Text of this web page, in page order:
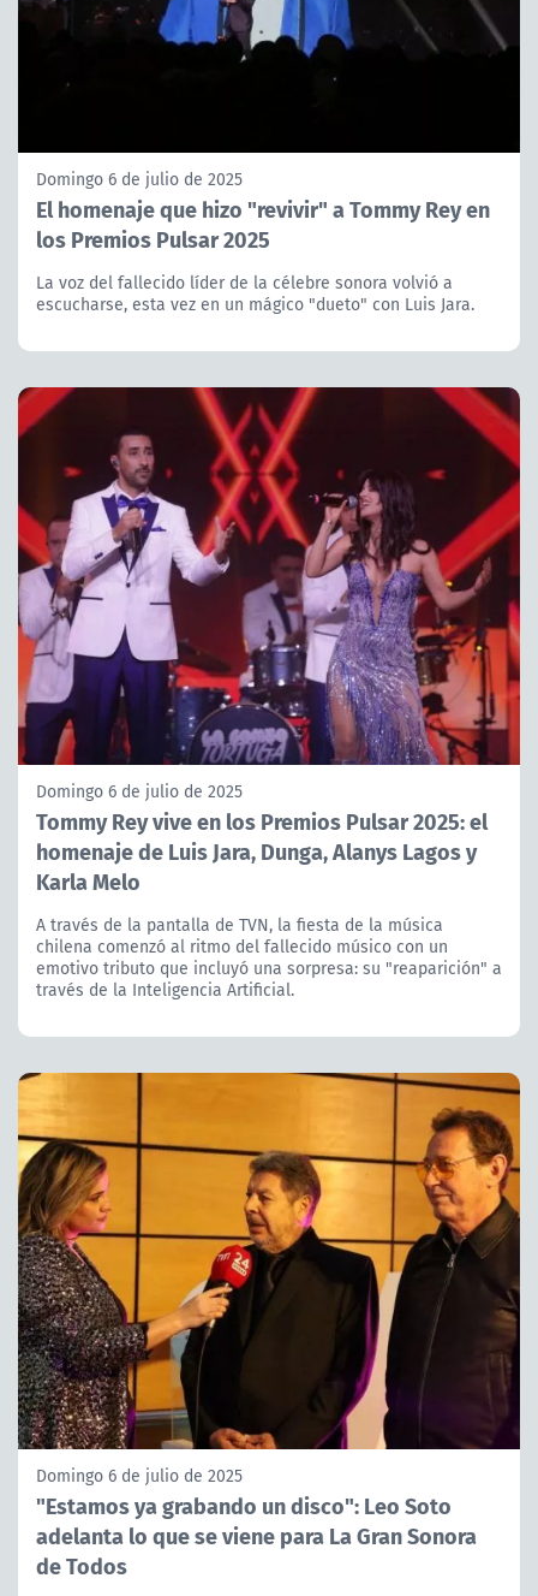
Domingo 6 de julio de 2025
El homenaje que hizo "revivir" a Tommy Rey en
los Premios Pulsar 2025
La voz del fallecido líder de la célebre sonora volvió a
escucharse, esta vez en un mágico "dueto" con Luis Jara.
Domingo 6 de julio de 2025
Tommy Rey vive en los Premios Pulsar 2025: el
homenaje de Luis Jara, Dunga, Alanys Lagos y
Karla Melo
A través de la pantalla de TVN, la fiesta de la música
chilena comenzó al ritmo del fallecido músico con un
emotivo tributo que incluyó una sorpresa: su "reaparición" a
través de la Inteligencia Artificial.
Domingo 6 de julio de 2025
"Estamos ya grabando un disco": Leo Soto
adelanta lo que se viene para La Gran Sonora
de Todos